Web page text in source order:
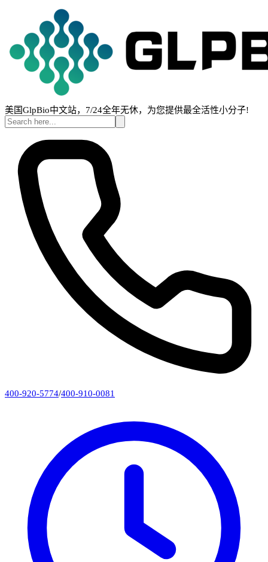
美国GlpBio中文站，7/24全年无休，为您提供最全活性小分子!
400-920-5774/400-910-0081